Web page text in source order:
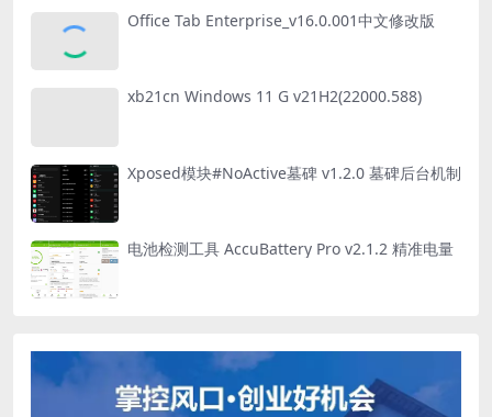
Office Tab Enterprise_v16.0.001中文修改版
xb21cn Windows 11 G v21H2(22000.588)
Xposed模块#NoActive墓碑 v1.2.0 墓碑后台机制
电池检测工具 AccuBattery Pro v2.1.2 精准电量